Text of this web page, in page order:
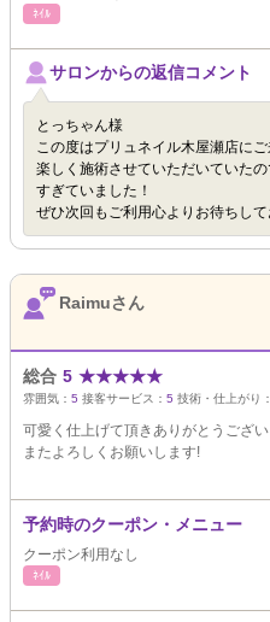
ﾈｲﾙ
サロンからの返信コメント
とっちゃん様
この度はプリュネイル木屋瀬店に
楽しく施術させていただいていた
すぎていました！
ぜひ次回もご利用心よりお待ちし
Raimuさん
総合 5 ★★★★★
雰囲気： 5 接客サービス： 5 技術・仕上がり：
可愛く仕上げて頂きありがとうござ
またよろしくお願いします!
予約時のクーポン・メニュー
クーポン利用なし
ﾈｲﾙ